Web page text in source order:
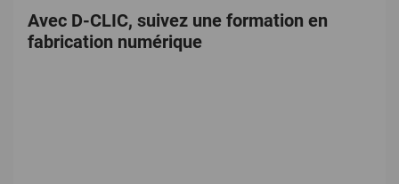
Avec D-CLIC, suivez une formation en
fabrication numérique